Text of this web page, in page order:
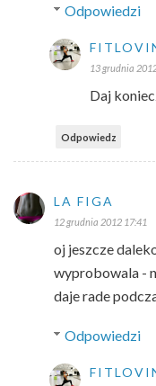
Odpowiedzi
13 grudnia
Daj
Odpowiedz
LA FIGA
12 grudnia 2012 17:41
oj jeszcze
wyprobowala -
daje rade
Odpowiedzi